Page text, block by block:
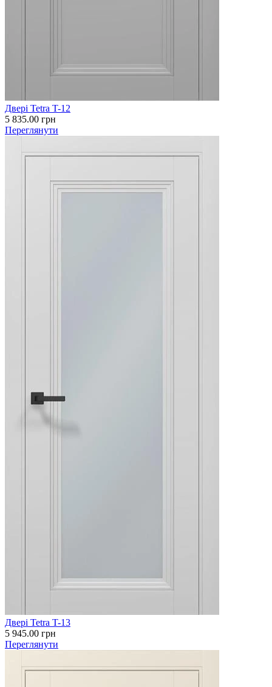
Двері Tetra T-12
5 835.00 грн
Переглянути
Двері Tetra T-13
5 945.00 грн
Переглянути